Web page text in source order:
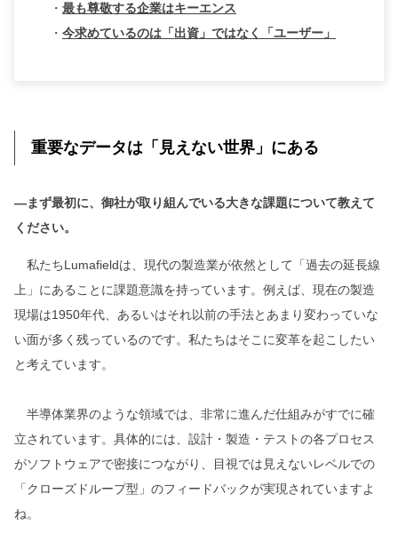
・ 最も尊敬する企業はキーエンス
・ 今求めているのは「出資」ではなく「ユーザー」
重要なデータは「見えない世界」にある
―まず最初に、御社が取り組んでいる大きな課題について教えて
ください。
私たちLumafieldは、現代の製造業が依然として「過去の延長線
上」にあることに課題意識を持っています。例えば、現在の製造
現場は1950年代、あるいはそれ以前の手法とあまり変わっていな
い面が多く残っているのです。私たちはそこに変革を起こしたい
と考えています。
半導体業界のような領域では、非常に進んだ仕組みがすでに確
立されています。具体的には、設計・製造・テストの各プロセス
がソフトウェアで密接につながり、目視では見えないレベルでの
「クローズドループ型」のフィードバックが実現されていますよ
ね。